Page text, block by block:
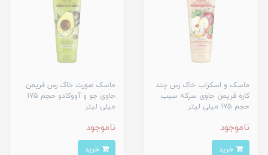
ماسک و اسکراب خاک رس چند
کاره فریمن حاوی سرکه سیب
حجم 175 میلی لیتر
ناموجود
ماسک صورت خاک رس فریمن
حاوی جو و آووکادو حجم 175
میلی لیتر
ناموجود